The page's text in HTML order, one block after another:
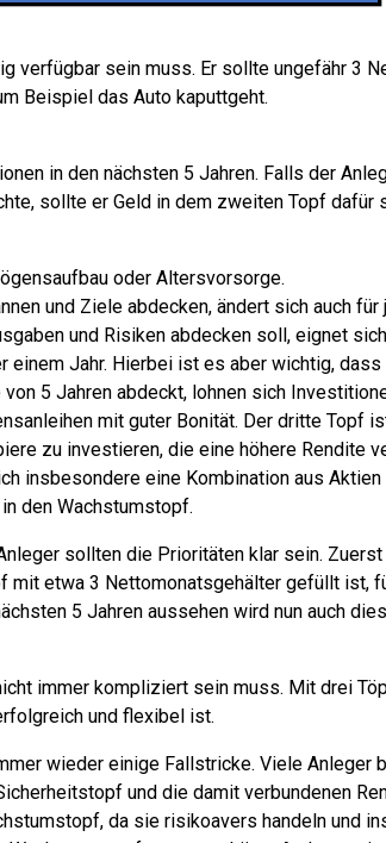
verfügbar sein muss. Er sollte ungefähr 3
Beispiel das Auto kaputtgeht.
in den nächsten 5 Jahren. Falls der
sollte er Geld in dem zweiten Topf dafür
oder Altersvorsorge.
und Ziele abdecken, ändert sich auch
und Risiken abdecken soll, eignet
einem Jahr. Hierbei ist es aber wichtig,
5 Jahren abdeckt, lohnen sich
mit guter Bonität. Der dritte Topf
zu investieren, die eine höhere Rendite
insbesondere eine Kombination aus Aktien
den Wachstumstopf.
sollten die Prioritäten klar sein.
mit etwa 3 Nettomonatsgehälter gefüllt ist,
5 Jahren aussehen wird nun auch
immer kompliziert sein muss. Mit drei
und flexibel ist.
wieder einige Fallstricke. Viele Anleger
und die damit verbundenen
da sie risikoavers handeln und